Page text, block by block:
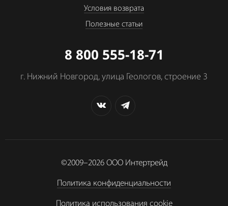
Условия возврата
Полезные статьи
8 800 555-18-71
г. Нижний Новгород, улица Геологов, строение 3
©2009–2026 ООО Интертрейд
Политика конфиденциальности
Политика использования cookie